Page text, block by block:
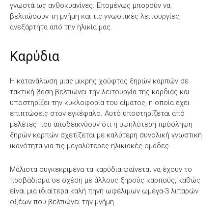
γνωστά ως ανθοκυανίνες. Επομένως μπορούν να
βελτιώσουν τη μνήμη και τις γνωστικές λειτουργίες,
ανεξάρτητα από την ηλικία μας.
Καρύδια
Η κατανάλωση μιας μικρής χούφτας ξηρών καρπών σε
τακτική βάση βελτιώνει την λειτουργία της καρδιάς και
υποστηρίζει την κυκλοφορία του αίματος, η οποία έχει
επιπτώσεις στον εγκέφαλο. Αυτό υποστηρίζεται από
μελέτες που αποδεικνύουν ότι η υψηλότερη πρόσληψη
ξηρών καρπών σχετίζεται με καλύτερη συνολική γνωστική
ικανότητα για τις μεγαλύτερες ηλικιακές ομάδες.
Μάλιστα συγκεκριμένα τα καρύδια φαίνεται να έχουν το
προβάδισμα σε σχέση με άλλους ξηρούς καρπούς, καθώς
είναι μια ιδιαίτερα καλή πηγή ωφέλιμων ωμέγα-3 λιπαρών
οξέων που βελτιώνει την μνήμη.